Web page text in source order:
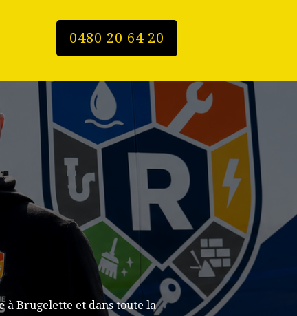
0480 20 64 20
à Brugelette et dans toute la